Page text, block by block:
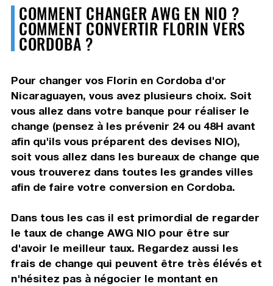
COMMENT CHANGER AWG EN NIO ?
COMMENT CONVERTIR FLORIN VERS
CORDOBA ?
Pour changer vos Florin en Cordoba d'or
Nicaraguayen, vous avez plusieurs choix. Soit
vous allez dans votre banque pour réaliser le
change (pensez à les prévenir 24 ou 48H avant
afin qu'ils vous préparent des devises NIO),
soit vous allez dans les bureaux de change que
vous trouverez dans toutes les grandes villes
afin de faire votre conversion en Cordoba.
Dans tous les cas il est primordial de regarder
le taux de change AWG NIO pour être sur
d'avoir le meilleur taux. Regardez aussi les
frais de change qui peuvent être très élévés et
n'hésitez pas à négocier le montant en